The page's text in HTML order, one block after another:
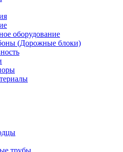
оборудование
(Дорожные блоки)